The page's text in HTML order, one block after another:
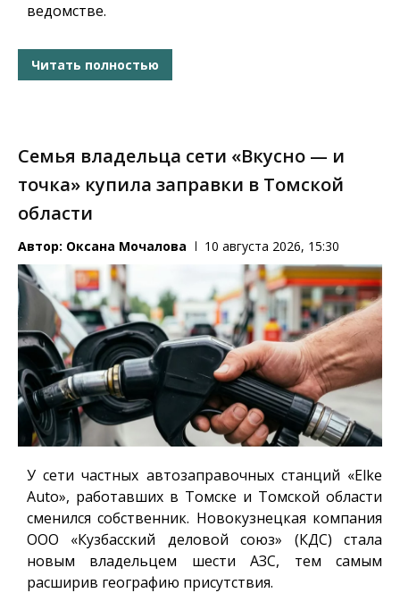
ведомстве.
Читать полностью
Семья владельца сети «Вкусно — и
точка» купила заправки в Томской
области
Автор: Оксана Мочалова 10 августа 2026, 15:30
У сети частных автозаправочных станций «Elke
Auto», работавших в Томске и Томской области
сменился собственник. Новокузнецкая компания
ООО «Кузбасский деловой союз» (КДС) стала
новым владельцем шести АЗС, тем самым
расширив географию присутствия.